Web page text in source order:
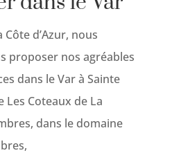
d’Azur, nous
proposer nos agréables
dans le Var à Sainte
Les Coteaux de La
dans le domaine